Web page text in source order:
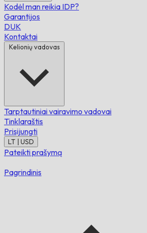
Kodėl man reikia IDP?
Garantijos
DUK
Kontaktai
Kelionių vadovas
Tarptautiniai vairavimo vadovai
Tinklaraštis
Prisijungti
LT | USD
Pateikti prašymą
Pagrindinis